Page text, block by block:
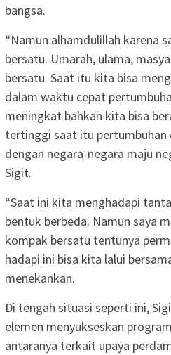
bangsa.
“Namun alhamdulillah karena
bersatu. Umarah, ulama,
bersatu. Saat itu kita bisa
dalam waktu cepat
meningkat bahkan kita bisa
tertinggi saat itu pertumbuhan
dengan negara-negara maju
Sigit.
“Saat ini kita menghadapi
bentuk berbeda. Namun saya
kompak bersatu tentunya
hadapi ini bisa kita lalui
menekankan.
Di tengah situasi seperti ini,
elemen menyukseskan
antaranya terkait upaya